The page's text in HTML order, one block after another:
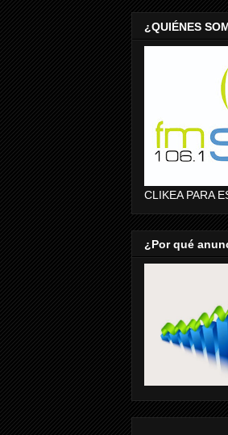
¿QUIÉNES
CLIKEA PARA
¿Por qué